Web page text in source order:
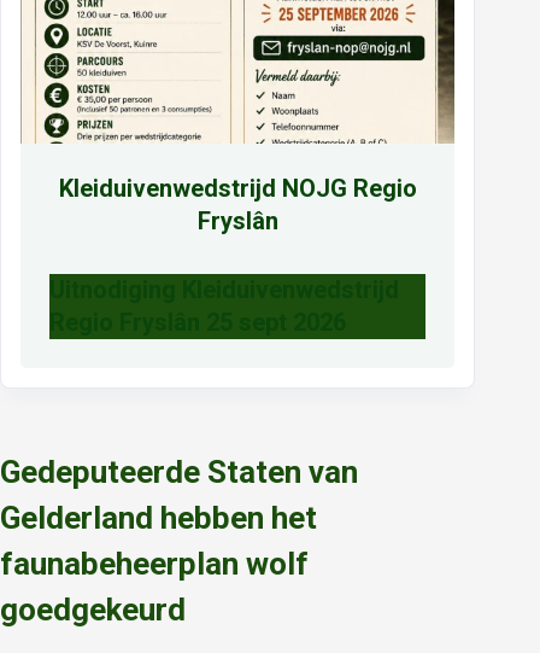
Gedeputeerde Staten van
Gelderland hebben het
faunabeheerplan wolf
goedgekeurd
Kleiduivenwedstrijd NOJG Regio
Fryslân